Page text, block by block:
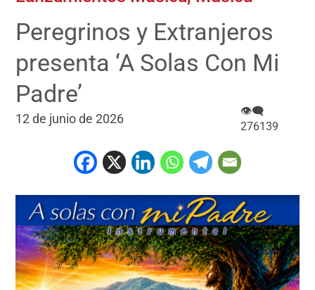
Peregrinos y Extranjeros
presenta ‘A Solas Con Mi
Padre’
12 de junio de 2026
👁‍🗨
276139